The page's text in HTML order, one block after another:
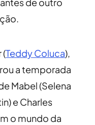
de outro
(Teddy Coluca),
a temporada
Mabel (Selena
e Charles
o mundo da